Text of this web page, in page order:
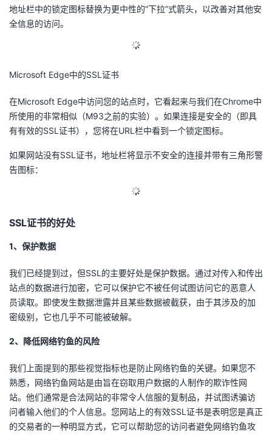
地址栏中的锁定图标替换为更中性的“下拉”式箭头，以改善对其他安
全信息的访问。
Microsoft Edge中的SSL证书
在Microsoft Edge中访问您的站点时，它看起来与我们在Chrome中
所使用的非常相似（M93之前的实验）。如果连接是安全的（即具
有有效的SSL证书），您将在URL栏中看到一个锁定图标。
如果网站没有SSL证书，地址栏将显示不安全的连接并带有三角形警
告图标：
SSL证书的好处
1、保护数据
我们已经提到过，但SSL的主要好处是保护数据。通过对传入和传出
站点的数据进行加密，它可以保护它不被任何试图访问它的恶意人
员读取。即使发生数据泄露并且某些数据被截获，由于其涉及的加
密级别，它也几乎不可能被破解。
2、降低网络钓鱼的风险
我们上面提到的那些视觉指标也是防止网络钓鱼的关键。如果您不
熟悉，网络钓鱼网站是由旨在窃取用户数据的人制作的欺诈性网
站。他们通常是合法网站的非常令人信服的复制品，并试图诱骗访
问者输入他们的个人信息。您网站上的有效SSL证书是表明您是真正
的交易者的一种明显方式，它可以帮助您的访问者避免网络钓鱼攻